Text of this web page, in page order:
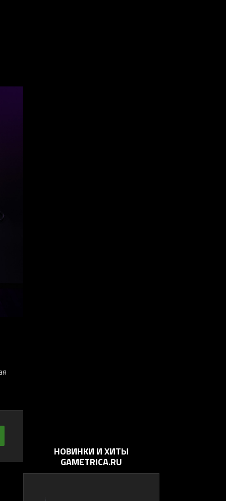
НОВИНКИ И ХИТЫ
GAMETRICA.RU